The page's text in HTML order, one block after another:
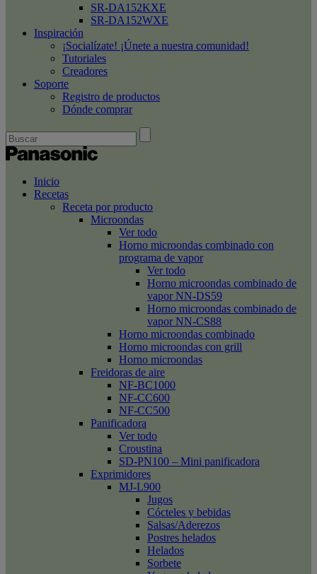
SR-DA152KXE
SR-DA152WXE
Inspiración
¡Socialízate! ¡Únete a nuestra comunidad!
Tutoriales
Creadores
Soporte
Registro de productos
Dónde comprar
Inicio
Recetas
Receta por producto
Microondas
Ver todo
Horno microondas combinado con
programa de vapor
Ver todo
Horno microondas combinado de
vapor NN-DS59
Horno microondas combinado de
vapor NN-CS88
Horno microondas combinado
Horno microondas con grill
Horno microondas
Freidoras de aire
NF-BC1000
NF-CC600
NF-CC500
Panificadora
Ver todo
Croustina
SD-PN100 – Mini panificadora
Exprimidores
MJ-L900
Jugos
Cócteles y bebidas
Salsas/Aderezos
Postres helados
Helados
Sorbete